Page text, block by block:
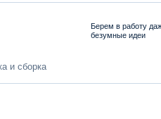
Берем в работу
безумные идеи
и сборка